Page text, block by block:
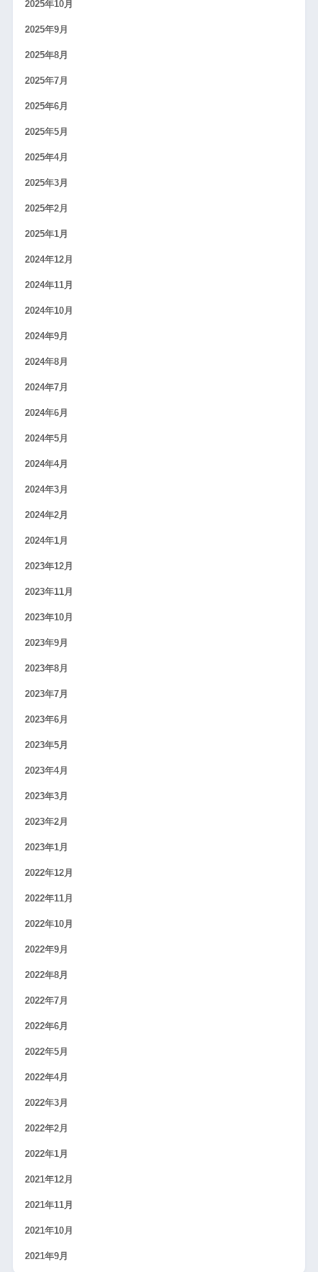
2025年10月
2025年9月
2025年8月
2025年7月
2025年6月
2025年5月
2025年4月
2025年3月
2025年2月
2025年1月
2024年12月
2024年11月
2024年10月
2024年9月
2024年8月
2024年7月
2024年6月
2024年5月
2024年4月
2024年3月
2024年2月
2024年1月
2023年12月
2023年11月
2023年10月
2023年9月
2023年8月
2023年7月
2023年6月
2023年5月
2023年4月
2023年3月
2023年2月
2023年1月
2022年12月
2022年11月
2022年10月
2022年9月
2022年8月
2022年7月
2022年6月
2022年5月
2022年4月
2022年3月
2022年2月
2022年1月
2021年12月
2021年11月
2021年10月
2021年9月